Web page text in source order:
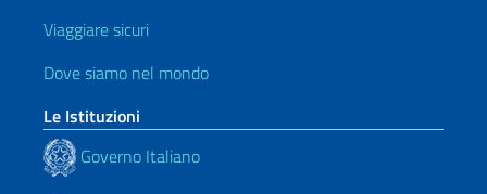
Viaggiare sicuri
Dove siamo nel mondo
Le Istituzioni
Governo Italiano